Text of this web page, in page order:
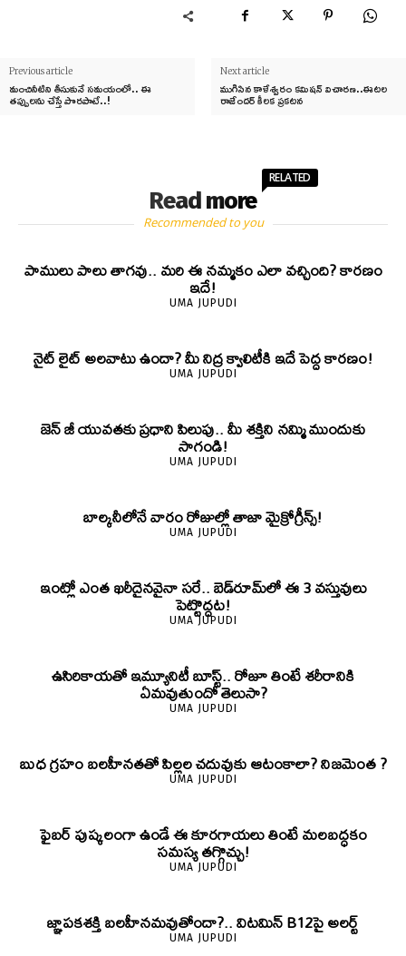
Previous article
మంచినీటిని తీసుకునే సమయంలో.. ఈ
తప్పులను చేస్తే పొరపాటే..!
Next article
ముగిసిన కాళేశ్వరం కమిషన్ విచారణ..ఈటల
రాజేందర్ కీలక ప్రకటన
Read more
RELATED
Recommended to you
పాములు పాలు తాగవు.. మరి ఈ నమ్మకం ఎలా వచ్చింది? కారణం
ఇదే!
UMA JUPUDI
నైట్ లైట్ అలవాటు ఉందా? మీ నిద్ర క్వాలిటీకి ఇదే పెద్ద కారణం!
UMA JUPUDI
జెన్‌ జీ యువతకు ప్రధాని పిలుపు.. మీ శక్తిని నమ్మి ముందుకు
సాగండి!
UMA JUPUDI
బాల్కనీలోనే వారం రోజుల్లో తాజా మైక్రోగ్రీన్స్‌!
UMA JUPUDI
ఇంట్లో ఎంత ఖరీదైనవైనా సరే.. బెడ్‌రూమ్‌లో ఈ 3 వస్తువులు
పెట్టొద్దట!
UMA JUPUDI
ఉసిరికాయతో ఇమ్యూనిటీ బూస్ట్‌.. రోజూ తింటే శరీరానికి
ఏమవుతుందో తెలుసా?
UMA JUPUDI
బుధ గ్రహం బలహీనతతో పిల్లల చదువుకు ఆటంకాలా? నిజమెంత ?
UMA JUPUDI
ఫైబర్‌ పుష్కలంగా ఉండే ఈ కూరగాయలు తింటే మలబద్ధకం
సమస్య తగ్గొచ్చు!
UMA JUPUDI
జ్ఞాపకశక్తి బలహీనమవుతోందా?.. విటమిన్ B12పై అలర్ట్
UMA JUPUDI